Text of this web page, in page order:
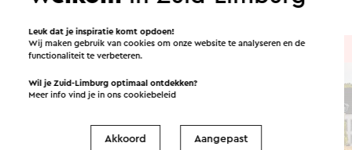
Fietsroute → 20,5 km
Leuk dat je inspiratie komt opdoen!
Wij maken gebruik van cookies om onze website te analyseren en de
functionaliteit te verbeteren.
Wil je Zuid-Limburg optimaal ontdekken?
Meer info vind je in onscookiebeleid
Akkoord Aangepast